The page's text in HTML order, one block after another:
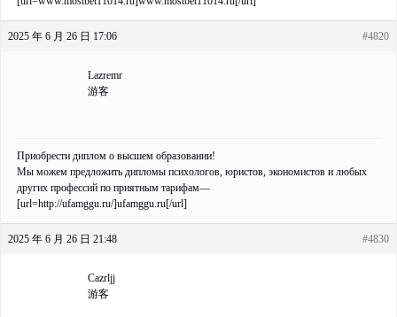
2025 年 6 月 26 日 17:06 #4820
Lazremr
游客
Приобрести диплом о высшем образовании!
Мы можем предложить дипломы психологов, юристов, экономистов и любых
других профессий по приятным тарифам—
[url=http://ufamggu.ru/]ufamggu.ru[/url]
2025 年 6 月 26 日 21:48 #4830
Cazrljj
游客